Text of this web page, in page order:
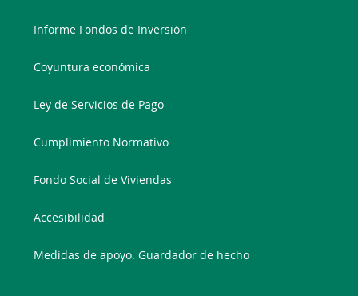
Informe Fondos de Inversión
Coyuntura económica
Ley de Servicios de Pago
Cumplimiento Normativo
Fondo Social de Viviendas
Accesibilidad
Medidas de apoyo: Guardador de hecho